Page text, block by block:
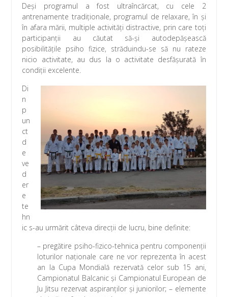
Deși programul a fost ultraîncărcat, cu cele 2
antrenamente tradiționale, programul de relaxare, în și
în afara mării, multiple activități distractive, prin care toți
participanții au căutat să-și autodepășească
posibilitățile psiho fizice, străduindu-se să nu rateze
nicio activitate, au dus la o activitate desfășurată în
condiții excelente.
Di
n
p
un
ct
d
e
ve
d
er
e
te
hn
ic s-au urmărit câteva direcții de lucru, bine definite:
– pregătire psiho-fizico-tehnica pentru componenții
loturilor naționale care ne vor reprezenta în acest
an la Cupa Mondială rezervată celor sub 15 ani,
Campionatul Balcanic și Campionatul European de
Ju Jitsu rezervat aspiranților și juniorilor; – elemente